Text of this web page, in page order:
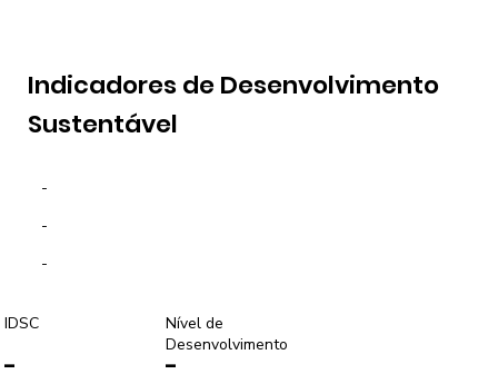
Indicadores de Desenvolvimento
Sustentável
-
-
-
IDSC
Nível de
Desenvolvimento
-
-